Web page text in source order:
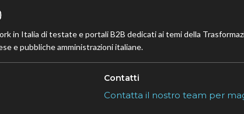
in Italia di testate e portali B2B dedicati ai temi della
e pubbliche amministrazioni italiane.
Contatti
Contatta il nostro team per